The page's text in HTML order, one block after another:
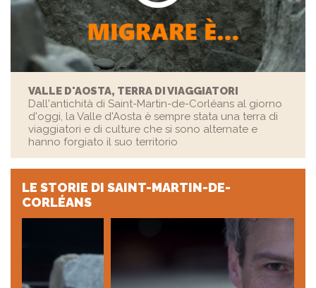
VALLE D'AOSTA, TERRA DI VIAGGIATORI
Dall'antichità di Saint-Martin-de-Corléans al giorno
d'oggi, la Valle d'Aosta è sempre stata una terra di
viaggiatori e di culture che si sono alternate e
hanno forgiato il suo territorio
LE STORIE DI SAINT-MARTIN-DE-
CORLÉANS